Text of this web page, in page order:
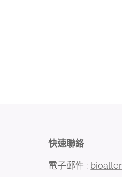
快速聯絡
電子郵件 :